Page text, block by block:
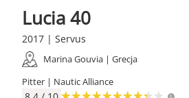
Lucia 40
2017 | Servus
Marina Gouvia | Grecja
Pitter | Nautic Alliance